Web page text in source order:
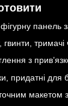
панель
гвинти,
з
придатні
макетом